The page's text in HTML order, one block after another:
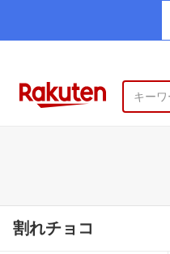
割れチョコ